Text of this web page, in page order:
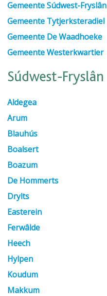
Gemeente Súdwest-Fryslân
Gemeente Tytjerksteradiel
Gemeente De Waadhoeke
Gemeente Westerkwartier
Súdwest-Fryslân
Aldegea
Arum
Blauhús
Boalsert
Boazum
De Hommerts
Drylts
Easterein
Ferwâlde
Heech
Hylpen
Koudum
Makkum